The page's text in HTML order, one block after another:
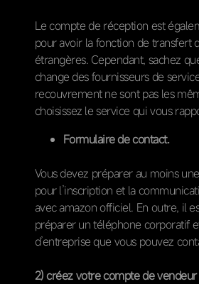
Le compte de réception est
pour avoir la fonction de transfert
étrangères. Cependant, sachez
change des fournisseurs de
recouvrement ne sont pas les
choisissez le service qui vous
Formulaire de contact.
Vous devez préparer au moins
pour l’inscription et la
avec amazon officiel. En outre, il
préparer un téléphone corporatif
d’entreprise que vous pouvez
2) créez votre compte de